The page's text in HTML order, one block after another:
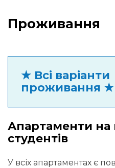
Проживання
★ Всі варіанти
проживання ★
Апартаменти на
студентів
У всіх апартаментах є